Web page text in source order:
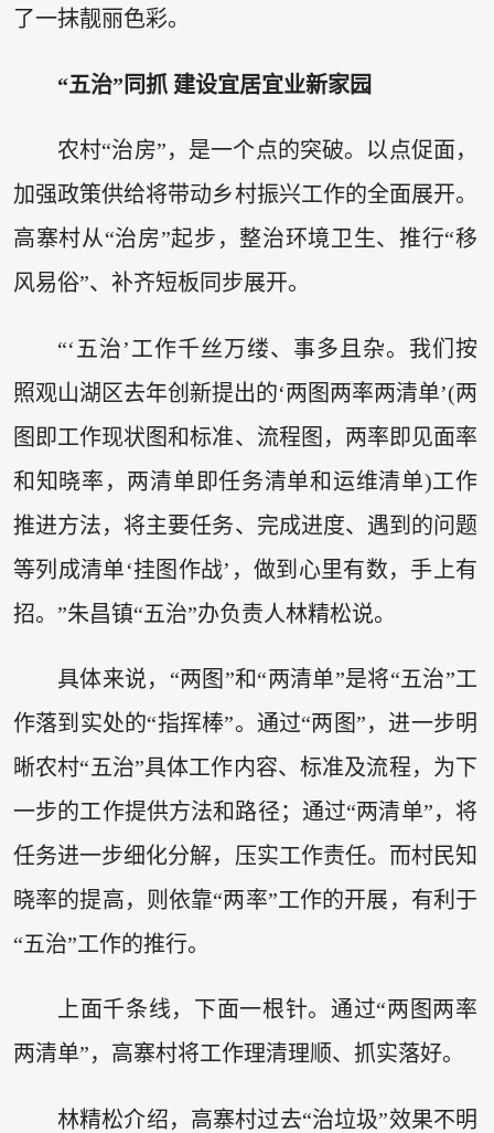
了一抹靓丽色彩。
“五治”同抓 建设宜居宜业新家园
农村“治房”，是一个点的突破。以点促面，
加强政策供给将带动乡村振兴工作的全面展开。
高寨村从“治房”起步，整治环境卫生、推行“移
风易俗”、补齐短板同步展开。
“‘五治’工作千丝万缕、事多且杂。我们按
照观山湖区去年创新提出的‘两图两率两清单’(两
图即工作现状图和标准、流程图，两率即见面率
和知晓率，两清单即任务清单和运维清单)工作
推进方法，将主要任务、完成进度、遇到的问题
等列成清单‘挂图作战’，做到心里有数，手上有
招。”朱昌镇“五治”办负责人林精松说。
具体来说，“两图”和“两清单”是将“五治”工
作落到实处的“指挥棒”。通过“两图”，进一步明
晰农村“五治”具体工作内容、标准及流程，为下
一步的工作提供方法和路径；通过“两清单”，将
任务进一步细化分解，压实工作责任。而村民知
晓率的提高，则依靠“两率”工作的开展，有利于
“五治”工作的推行。
上面千条线，下面一根针。通过“两图两率
两清单”，高寨村将工作理清理顺、抓实落好。
林精松介绍，高寨村过去“治垃圾”效果不明